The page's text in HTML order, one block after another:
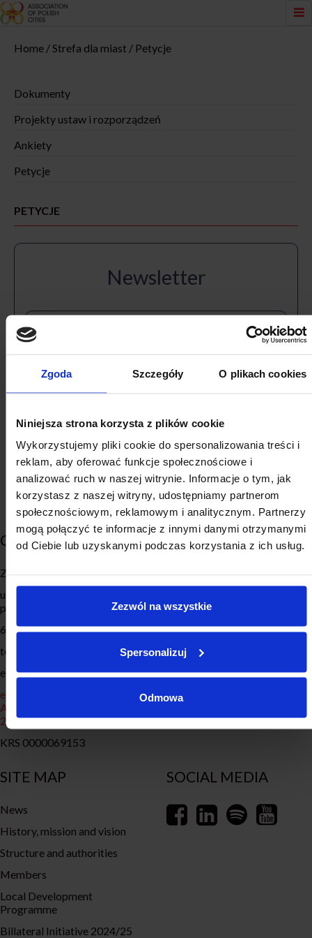
Zgoda Szczegóły O plikach cookies
Niniejsza strona korzysta z plików cookie
Wykorzystujemy pliki cookie do spersonalizowania treści i
reklam, aby oferować funkcje społecznościowe i
analizować ruch w naszej witrynie. Informacje o tym, jak
korzystasz z naszej witryny, udostępniamy partnerom
społecznościowym, reklamowym i analitycznym. Partnerzy
mogą połączyć te informacje z innymi danymi otrzymanymi
od Ciebie lub uzyskanymi podczas korzystania z ich usług.
Zezwól na wszystkie
Spersonalizuj
Odmowa
Home Strefa dla miast Petycje
Dokumenty
Projekty ustaw i rozporządzeń
Ankiety
Petycje
PETYCJE
Newsletter
Zapisz mnie
zgodę na posługiwanie się danymi osobowymi w celu
wysyłania newslettera. Podanie danych jest
dobrowolne, ale konieczne do jego wysyłania.
Więcej informacji o ochronie danych osobowych
SITE MAP
News
History, mission and vision
Structure and authorities
Members
Local Development
Programme
Billateral Initiative 2024/25
CONTACT
Związek Miast Polskich
ul. Roosevelta 18 (Globis, 8.
piętro)
60-829 Poznań
tel. 61 633 50 50
e-mail: biuro@zmp.poznan.pl
e-doręczenia:
AE:PL-77885-98583-DBUIG-
20
KRS 0000069153
ZMP SERVICES
Local Development Forum
Transformacja Energetyczna
Cities Archive
SOCIAL MEDIA